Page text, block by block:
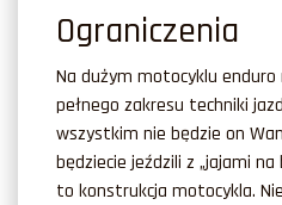
Ograniczenia
Na dużym motocyklu enduro
pełnego zakresu techniki
wszystkim nie będzie on
będziecie jeździli z „jajami
to konstrukcja motocykla.